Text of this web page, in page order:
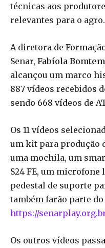
técnicas aos
relevantes para o agro.
A diretora de
Senar, Fabíola
alcançou um marco
887 vídeos recebidos
sendo 668 vídeos de
Os 11 vídeos
um kit para produção
uma mochila, um
S24 FE, um microfone
pedestal de suporte
também farão parte
https://
Os outros vídeos